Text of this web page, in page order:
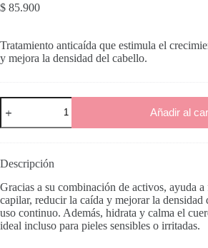
$ 85.900
Tratamiento anticaída que estimula el
y mejora la densidad del cabello.
Tratamiento
Anticaída
Cell
Añadir al
Descripción
Gracias a su combinación de activos, ayuda
capilar, reducir la caída y mejorar la densidad
uso continuo. Además, hidrata y calma el
ideal incluso para pieles sensibles o irritadas.